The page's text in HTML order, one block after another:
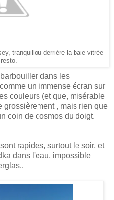
tranquillou derrière la baie vitrée
dans les
un immense écran sur
couleurs (et que, misérable
grossièrement , mais rien que
coin de cosmos du doigt.
rapides, surtout le soir, et
dans l'eau, impossible